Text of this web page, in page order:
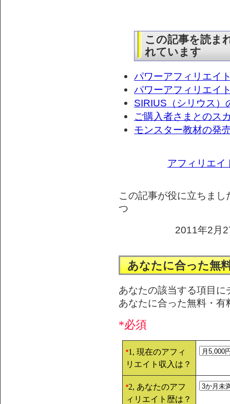
この記事を読ま
れています
パワーアフィリエイ
パワーアフィリエイ
SIRIUS（シリウス）
ご購入者さまとのス
モンスター教材の発
アフィリエイ
この記事が役に立ちま
つ
2011年2月
あなたに合った無
あなたの該当する項目
あなたに合った無料・
*必須
*1, 現在のアフィ
リエイト収入は？
*2, あなたのアフ
ィリエイト歴は？